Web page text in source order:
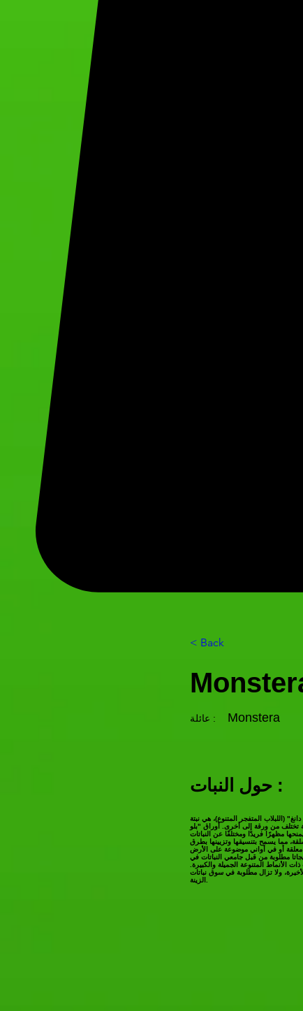
< Back
عائلة : Monstera
حول النبات :
(اللبلاب المتفجر المتنوع)، هي نبتة
تختلف من ورقة إلى أخرى. أوراق "بلو
مظهرًا فريدًا ومختلفًا عن النباتات
مما يسمح بتنسيقها وتزيينها بطرق
مطلوبة من قبل جامعي النباتات في
الأنماط المتنوعة الجميلة والكبيرة.
ولا تزال مطلوبة في سوق نباتات
الزينة.